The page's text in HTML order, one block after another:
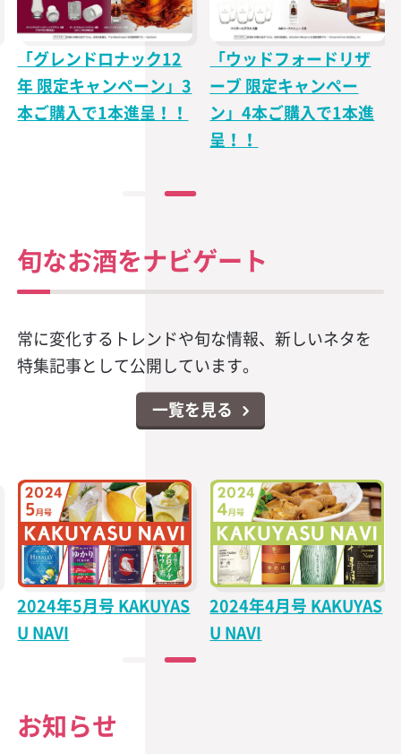
「グレンドロナック12
年 限定キャンペーン」3
本ご購入で1本進呈！！
「ウッドフォードリザ
ーブ 限定キャンペー
ン」4本ご購入で1本進
呈！！
旬なお酒をナビゲート
常に変化するトレンドや旬な情報、新しいネタを
特集記事として公開しています。
一覧を見る
2024年5月号 KAKUYAS
U NAVI
2024年4月号 KAKUYAS
U NAVI
お知らせ